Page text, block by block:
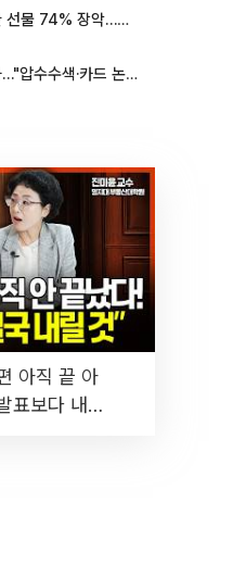
바이낸스, ETF 무기한 선물 74% 장악…한국 레버리지 ETF 거래 급증 [e가상자산]
축구협회, 대국민 사과…"압수수색·카드 논란 사죄, 강도 높은 쇄신"
아직 끝 아
표보다 내릴